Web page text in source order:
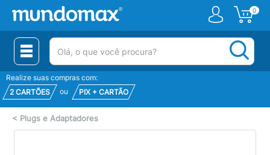
0
(pesquisar)
Realize suas compras com:
2 CARTÕES
ou PIX + CARTÃO
< Plugs e Adaptadores